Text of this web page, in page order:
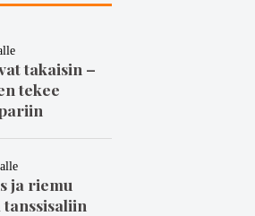
takaisin –
tekee
ja riemu